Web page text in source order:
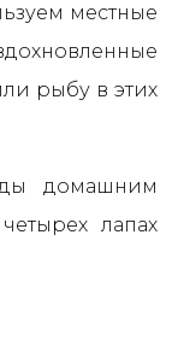
местные
рыбу в этих
домашним
лапах